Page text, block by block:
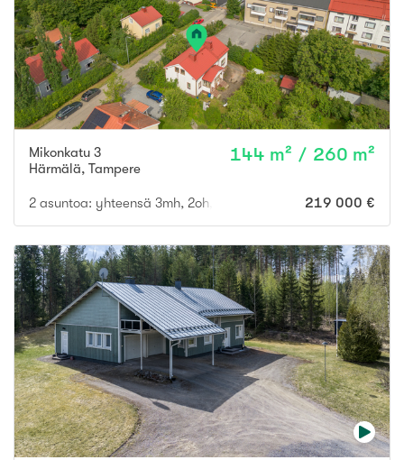
Mikonkatu 3
Härmälä, Tampere
144 m² / 260 m²
2 asuntoa: yhteensä 3mh, 2oh, 2k, 3wc, ph, s, varastoja,
219 000 €